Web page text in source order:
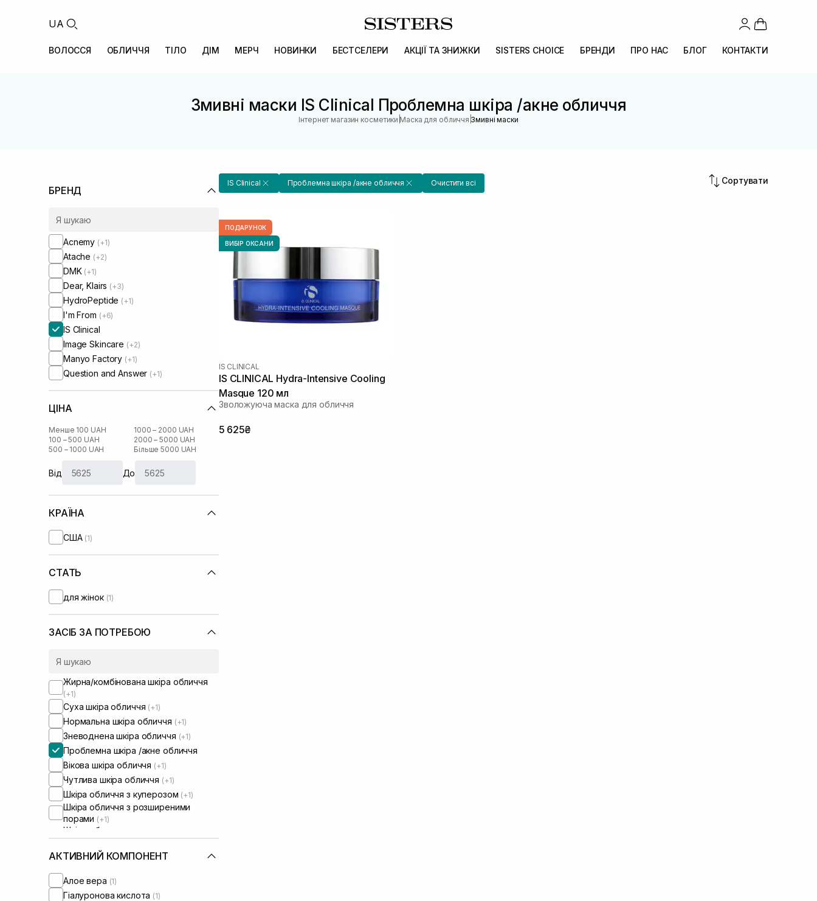
UA
ВОЛОССЯ ОБЛИЧЧЯ ТІЛО ДІМ МЕРЧ НОВИНКИ БЕСТСЕЛЕРИ АКЦІЇ ТА ЗНИЖКИ SISTERS CHOICE БРЕНДИ ПРО НАС БЛОГ КОНТАКТИ
Змивні маски IS Clinical Проблемна шкіра /акне обличчя
Інтернет магазин косметики |Маска для обличчя |Змивні маски
БРЕНД
Acnemy (+1)
Atache (+2)
DMK (+1)
Dear, Klairs (+3)
HydroPeptide (+1)
I'm From (+6)
IS Clinical
Image Skincare (+2)
Manyo Factory (+1)
Question and Answer (+1)
ЦІНА
Менше 100 UAH
100 – 500 UAH
500 – 1000 UAH
1000 – 2000 UAH
2000 – 5000 UAH
Більше 5000 UAH
Від До
КРАЇНА
США (1)
СТАТЬ
для жінок (1)
ЗАСІБ ЗА ПОТРЕБОЮ
Жирна/комбінована шкіра обличчя
(+1)
Суха шкіра обличчя (+1)
Нормальна шкіра обличчя (+1)
Зневоднена шкіра обличчя (+1)
Проблемна шкіра /акне обличчя
Вікова шкіра обличчя (+1)
Чутлива шкіра обличчя (+1)
Шкіра обличчя з куперозом (+1)
Шкіра обличчя з розширеними
порами (+1)
Шкіра обличчя з порушеним
барʼєром
АКТИВНИЙ КОМПОНЕНТ
Алое вера (1)
Гіалуронова кислота (1)
IS Clinical Проблемна шкіра /акне обличчя Очистити всі Сортувати
ПОДАРУНОК
ВИБІР ОКСАНИ
IS CLINICAL
IS CLINICAL Hydra-Intensive Cooling
Masque 120 мл
Зволожуюча маска для обличчя
5 625₴